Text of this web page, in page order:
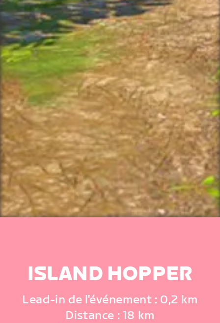
ISLAND HOPPER
Lead-in de l'événement : 0,2 km
Distance : 18 km